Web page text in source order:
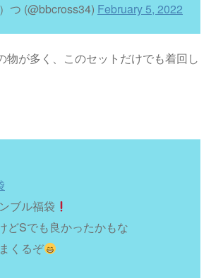
つ (@bbcross34) February 5, 2022
物が多く、このセットだけでも着回し
ブル福袋
どSでも良かったかもな
くるぞ